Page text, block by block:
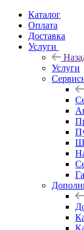
Каталог
Оплата
Доставка
Услуги
Услуги